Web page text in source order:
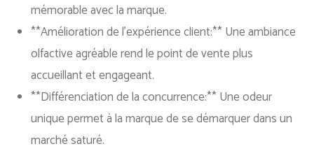
mémorable avec la marque.
**Amélioration de l’expérience client:** Une ambiance
olfactive agréable rend le point de vente plus
accueillant et engageant.
**Différenciation de la concurrence:** Une odeur
unique permet à la marque de se démarquer dans un
marché saturé.